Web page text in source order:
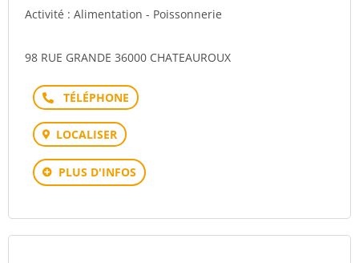
Activité : Alimentation - Poissonnerie
98 RUE GRANDE 36000 CHATEAUROUX
Téléphone
LOCALISER
PLUS D'INFOS